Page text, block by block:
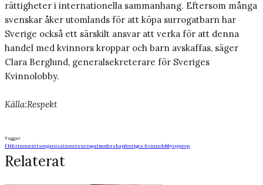
rättigheter i internationella sammanhang. Eftersom många
svenskar åker utomlands för att köpa surrogatbarn har
Sverige också ett särskilt ansvar att verka för att denna
handel med kvinnors kroppar och barn avskaffas, säger
Clara Berglund, generalsekreterare för Sveriges
Kvinnolobby.
Källa:Respekt
Taggar
FNKvinnorättsorganisationersurrogatmoderskapSveriges Kvinnolobbyupprop
Relaterat